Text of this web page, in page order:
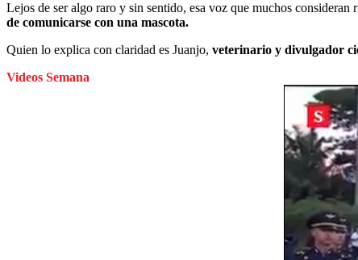
Lejos de ser algo raro y sin sentido, esa voz que muchos
de comunicarse con una mascota.
Quien lo explica con claridad es Juanjo, veterinario y divulgador
Videos Semana